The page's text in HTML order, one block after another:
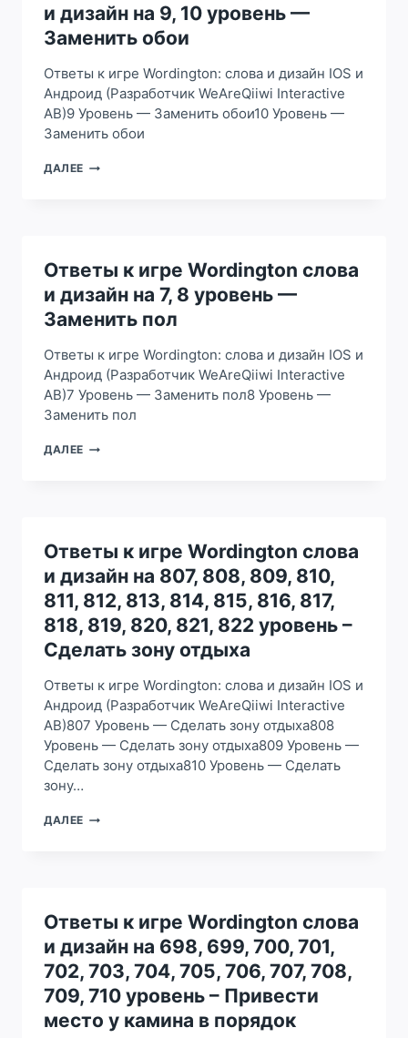
23
УРОВЕНЬ
—
ФОНТАН
и дизайн на 9, 10 уровень —
Заменить обои
Ответы к игре Wordington: слова и дизайн IOS и
Андроид (Разработчик WeAreQiiwi Interactive
AB)9 Уровень — Заменить обои10 Уровень —
Заменить обои
ДАЛЕЕ ОТВЕТЫ
ДИЗАЙН
НА
9,
10
УРОВЕНЬ
ЗАМЕНИТЬ
ОБОИ
Ответы к игре Wordington слова
и дизайн на 7, 8 уровень —
Заменить пол
Ответы к игре Wordington: слова и дизайн IOS и
Андроид (Разработчик WeAreQiiwi Interactive
AB)7 Уровень — Заменить пол8 Уровень —
Заменить пол
ДАЛЕЕ ОТВЕТЫ
ДИЗАЙН
НА
7,
8
УРОВЕНЬ
—
ЗАМЕНИТЬ
ПОЛ
Ответы к игре Wordington слова
и дизайн на 807, 808, 809, 810,
811, 812, 813, 814, 815, 816, 817,
818, 819, 820, 821, 822 уровень –
Сделать зону отдыха
Ответы к игре Wordington: слова и дизайн IOS и
Андроид (Разработчик WeAreQiiwi Interactive
AB)807 Уровень — Сделать зону отдыха808
Уровень — Сделать зону отдыха809 Уровень —
Сделать зону отдыха810 Уровень — Сделать
зону…
ДАЛЕЕ ОТВЕТЫ
ДИЗАЙН
НА
807,
808,
809,
810,
811,
812,
Ответы к игре Wordington слова
и дизайн на 698, 699, 700, 701,
702, 703, 704, 705, 706, 707, 708,
709, 710 уровень – Привести
место у камина в порядок